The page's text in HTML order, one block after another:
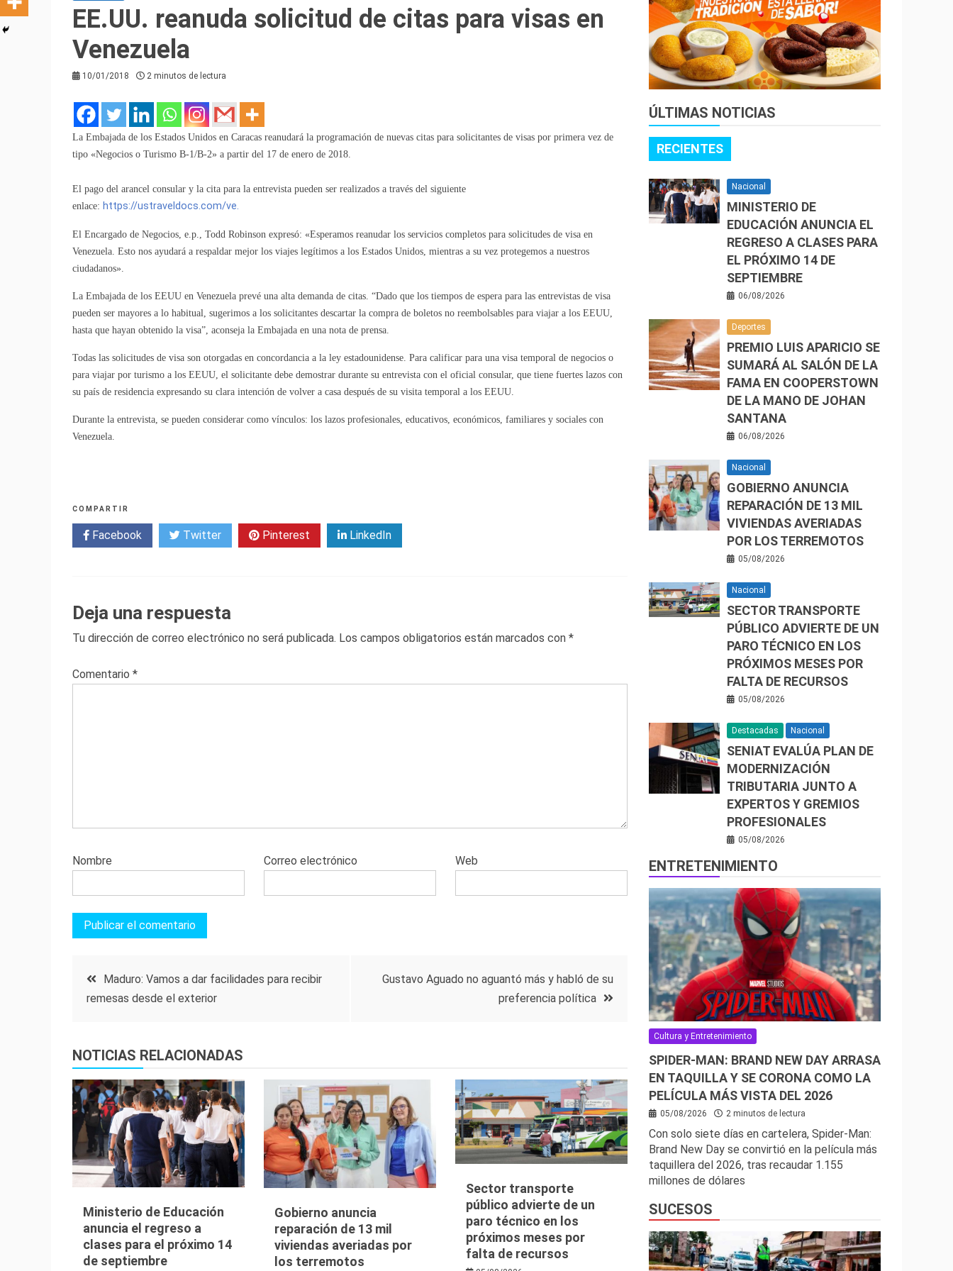
EE.UU. reanuda solicitud de citas para visas en
Venezuela
10/01/2018 2 minutos de lectura
La Embajada de los Estados Unidos en Caracas reanudará la programación de nuevas citas para solicitantes de visas por primera vez de
tipo «Negocios o Turismo B-1/B-2» a partir del 17 de enero de 2018.
El pago del arancel consular y la cita para la entrevista pueden ser realizados a través del siguiente
enlace: https://ustraveldocs.com/ve.
El Encargado de Negocios, e.p., Todd Robinson expresó: «Esperamos reanudar los servicios completos para solicitudes de visa en
Venezuela. Esto nos ayudará a respaldar mejor los viajes legítimos a los Estados Unidos, mientras a su vez protegemos a nuestros
ciudadanos».
La Embajada de los EEUU en Venezuela prevé una alta demanda de citas. “Dado que los tiempos de espera para las entrevistas de visa
pueden ser mayores a lo habitual, sugerimos a los solicitantes descartar la compra de boletos no reembolsables para viajar a los EEUU,
hasta que hayan obtenido la visa”, aconseja la Embajada en una nota de prensa.
Todas las solicitudes de visa son otorgadas en concordancia a la ley estadounidense. Para calificar para una visa temporal de negocios o
para viajar por turismo a los EEUU, el solicitante debe demostrar durante su entrevista con el oficial consular, que tiene fuertes lazos con
su país de residencia expresando su clara intención de volver a casa después de su visita temporal a los EEUU.
Durante la entrevista, se pueden considerar como vínculos: los lazos profesionales, educativos, económicos, familiares y sociales con
Venezuela.
COMPARTIR
Facebook Twitter Pinterest LinkedIn
Deja una respuesta
Tu dirección de correo electrónico no será publicada. Los campos obligatorios están marcados con *
Comentario *
Nombre Correo electrónico Web
Navegación
entradas
Maduro: Vamos a dar facilidades para recibir
remesas desde el exterior
Gustavo Aguado no aguantó más y habló de su
preferencia política
NOTICIAS RELACIONADAS
Ministerio de Educación
anuncia el regreso a
clases para el próximo 14
de septiembre
Gobierno anuncia
reparación de 13 mil
viviendas averiadas por
los terremotos
Sector transporte
público advierte de un
paro técnico en los
próximos meses por
falta de recursos
ÚLTIMAS NOTICIAS
RECIENTES
Nacional
MINISTERIO DE
EDUCACIÓN ANUNCIA EL
REGRESO A CLASES PARA
EL PRÓXIMO 14 DE
SEPTIEMBRE
06/08/2026
Deportes
PREMIO LUIS APARICIO SE
SUMARÁ AL SALÓN DE LA
FAMA EN COOPERSTOWN
DE LA MANO DE JOHAN
SANTANA
06/08/2026
Nacional
GOBIERNO ANUNCIA
REPARACIÓN DE 13 MIL
VIVIENDAS AVERIADAS
POR LOS TERREMOTOS
05/08/2026
Nacional
SECTOR TRANSPORTE
PÚBLICO ADVIERTE DE UN
PARO TÉCNICO EN LOS
PRÓXIMOS MESES POR
FALTA DE RECURSOS
05/08/2026
Destacadas Nacional
SENIAT EVALÚA PLAN DE
MODERNIZACIÓN
TRIBUTARIA JUNTO A
EXPERTOS Y GREMIOS
PROFESIONALES
05/08/2026
ENTRETENIMIENTO
Cultura y Entretenimiento
SPIDER-MAN: BRAND NEW DAY ARRASA
EN TAQUILLA Y SE CORONA COMO LA
PELÍCULA MÁS VISTA DEL 2026
05/08/2026 2 minutos de lectura
Con solo siete días en cartelera, Spider-Man:
Brand New Day se convirtió en la película más
taquillera del 2026, tras recaudar 1.155
millones de dólares
SUCESOS